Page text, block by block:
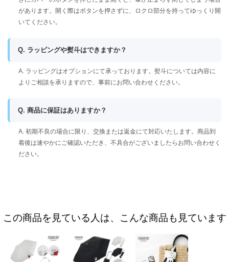
があります。開く際はボタンを押さずに、ロクロ部分を持ってゆっくり開
いてください。
Q. ラッピングや熨斗はできますか？
A. ラッピングはオプションにて承っております。熨斗については内容に
よりご相談を承りますので、事前にお問い合わせください。
Q. 商品に保証はありますか？
A. 初期不良の場合に限り、交換または返金にて対応いたします。商品到
着後は速やかにご確認いただき、不具合がございましたらお問い合わせく
ださい。
この商品を見ている人は、こんな商品も見ています